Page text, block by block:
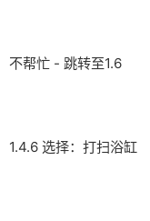
不帮忙 - 跳转至1.6
1.4.6 选择：打扫浴缸